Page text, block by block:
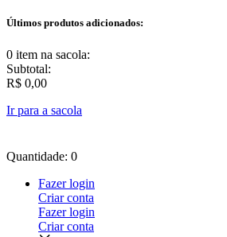
Últimos produtos adicionados:
0 item na sacola:
Subtotal:
R$ 0,00
Ir para a sacola
Quantidade: 0
Fazer login
Criar conta
Fazer login
Criar conta